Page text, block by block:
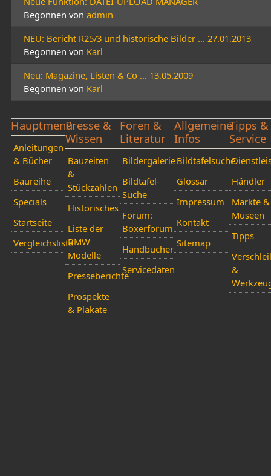
Begonnen von admin
NEU: Bericht R25/3 und historische Bilder ... 27.01.2013
Begonnen von Karl
Neu: Magazine, Listen & Co ... 13.05.2009
Begonnen von Karl
Hauptmenü
Anleitungen
& Bücher
Baureihe
Specials
Startseite
Vergleichsliste
Presse &
Wissen
Bauzeiten
&
Stückzahlen
Historisches
Liste der
BMW
Modelle
Presseberichte
Prospekte
& Plakate
Foren &
Literatur
Bildergalerie
Bildtafel-
Suche
Forum:
Boxerforum
Handbücher
Servicedaten
Allgemeine
Infos
Bildtafelsuche
Glossar
Impressum
Kontakt
Sitemap
Tipps &
Service
Händler
Märkte &
Museen
Tipps
&